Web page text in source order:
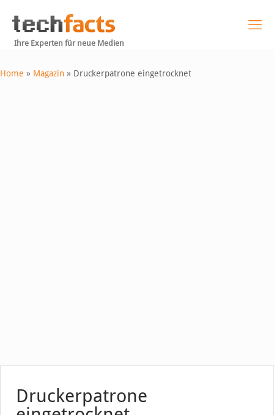
Ihre Experten für neue Medien
Home » Magazin » Druckerpatrone eingetrocknet
Druckerpatrone